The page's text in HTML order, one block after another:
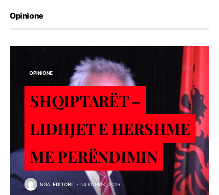
Opinione
OPINIONE
SHQIPTARËT –
LIDHJET E HERSHME
ME PERËNDIMIN
NGA EDITORI 14 KORRIK, 2026